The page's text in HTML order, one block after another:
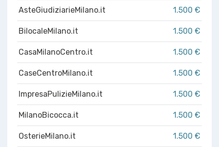
AsteGiudiziarieMilano.it 1.500 €
BilocaleMilano.it 1.500 €
CasaMilanoCentro.it 1.500 €
CaseCentroMilano.it 1.500 €
ImpresaPulizieMilano.it 1.500 €
MilanoBicocca.it 1.500 €
OsterieMilano.it 1.500 €